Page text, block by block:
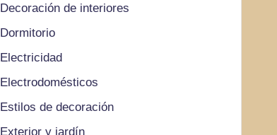
Decoración de interiores
Dormitorio
Electricidad
Electrodomésticos
Estilos de decoración
Exterior y jardín